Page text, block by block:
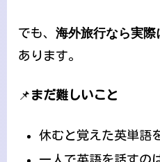
でも、 海外旅行なら実際
あります。
📌 まだ難しいこと
休むと覚えた英単語
一人で英語を話すの